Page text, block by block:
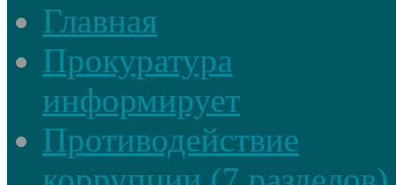
Главная
Прокуратура
информирует
Противодействие